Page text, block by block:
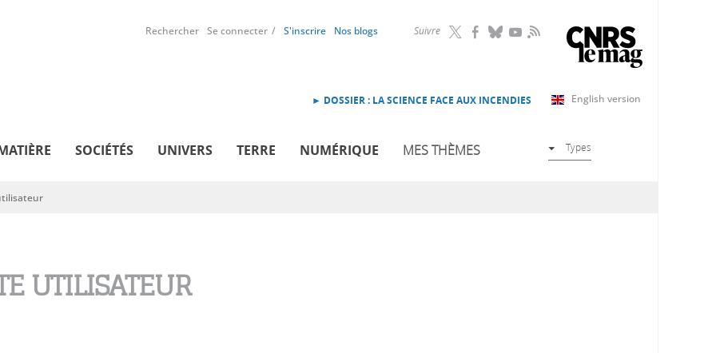
Suivre RSS
Rechercher Se connecter S'inscrire Nos blogs
English version
► DOSSIER : LA SCIENCE FACE AUX INCENDIES
SOCIÉTÉS UNIVERS TERRE NUMÉRIQUE MES THÈMES Types
UTILISATEUR